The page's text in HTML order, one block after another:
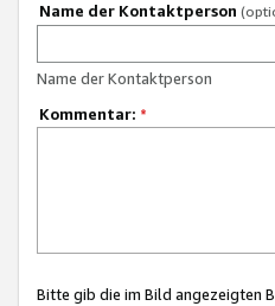
Name der Kontaktperson
Name der Kontaktperson
Kommentar: *
Bitte gib die im Bild angezeigten